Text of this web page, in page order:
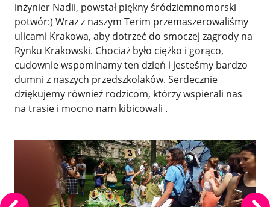
inżynier Nadii, powstał piękny śródziemnomorski
potwór:) Wraz z naszym Terim przemaszerowaliśmy
ulicami Krakowa, aby dotrzeć do smoczej zagrody na
Rynku Krakowski. Chociaż było ciężko i gorąco,
cudownie wspominamy ten dzień i jesteśmy bardzo
dumni z naszych przedszkolaków. Serdecznie
dziękujemy również rodzicom, którzy wspierali nas
na trasie i mocno nam kibicowali .